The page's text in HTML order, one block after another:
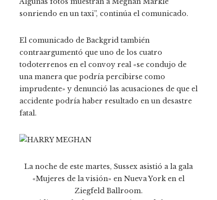
sonriendo en un taxi”, continúa el comunicado.
El comunicado de Backgrid también
contraargumentó que uno de los cuatro
todoterrenos en el convoy real «se condujo de
una manera que podría percibirse como
imprudente» y denunció las acusaciones de que el
accidente podría haber resultado en un desastre
fatal.
La noche de este martes, Sussex asistió a la gala
«Mujeres de la visión» en Nueva York en el
Ziegfeld Ballroom.